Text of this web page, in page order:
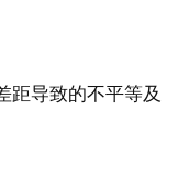
距导致的不平等及